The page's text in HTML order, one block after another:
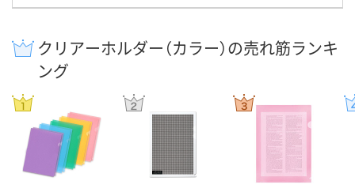
クリアーホルダー（カラー）の売れ筋ランキ
ング